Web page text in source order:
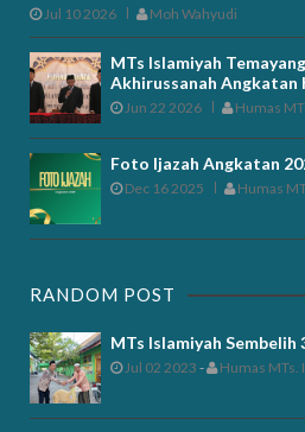
Jul 10 2026 Moh Wahyudi
MTs Islamiyah
Akhirussanah Angkatan
Jun 22 2026 Humas
Foto Ijazah Angkatan
Dec 16 2025 Humas
RANDOM POST
MTs Islamiyah Sembelih
Jul 02 2023 - Humas MTs.